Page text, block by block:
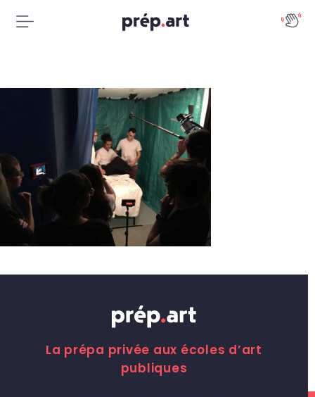
La prépa privée aux écoles d’art
publiques